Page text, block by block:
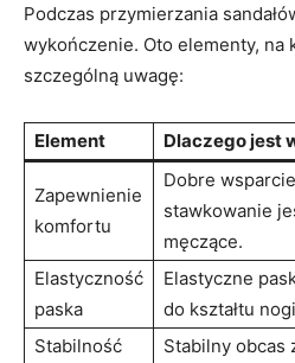
Podczas przymierzania
wykończenie. Oto elementy,
szczególną uwagę:
Element Dlaczego jest
Zapewnienie
komfortu
Dobre
stawkowanie
męczące.
Elastyczność
paska
Elastyczne
do kształtu
Stabilność
Stabilny obcas